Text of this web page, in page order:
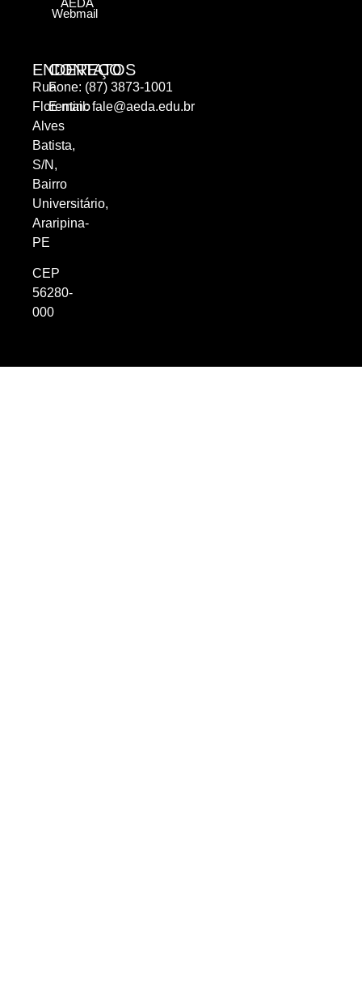
ENDEREÇO
Rua
Florentino
Alves
Batista,
S/N,
Bairro
Universitário,
Araripina-
PE
CEP
56280-
000
CONTATOS
Fone: (87) 3873-1001
E-mail:fale@aeda.edu.br
Webmail